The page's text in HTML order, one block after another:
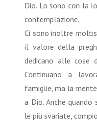
Dio. Lo sono con la
contemplazione.
Ci sono inoltre
il valore della
dedicano alle cose
Continuano a
famiglie, ma la
a Dio. Anche
le più svariate,